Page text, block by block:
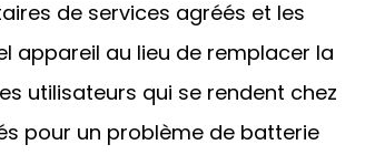
de services agréés et les
appareil au lieu de remplacer la
utilisateurs qui se rendent chez
pour un problème de batterie